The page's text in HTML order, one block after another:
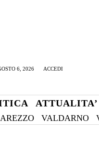
6, 2026 ACCEDI
ATTUALITA’
AREZZO VALDARNO